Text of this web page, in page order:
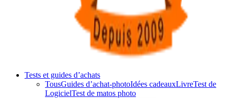
Tests et guides d’achats
TousGuides d’achat-photoIdées cadeauxLivreTest de
LogicielTest de matos photo